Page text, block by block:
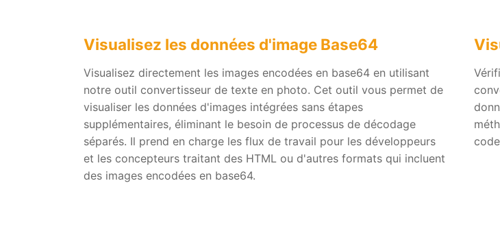
Visualisez les données d'image Base64
Visualisez directement les images encodées en base64 en utilisant
notre outil convertisseur de texte en photo. Cet outil vous permet de
visualiser les données d'images intégrées sans étapes
supplémentaires, éliminant le besoin de processus de décodage
séparés. Il prend en charge les flux de travail pour les développeurs
et les concepteurs traitant des HTML ou d'autres formats qui incluent
des images encodées en base64.